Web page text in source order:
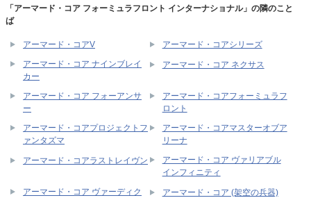
「アーマード・コア フォーミュラフロント インターナショナル」の隣のこと
ば
アーマード・コアV
アーマード・コアシリーズ
アーマード・コア ナインブレイ
カー
アーマード・コア ネクサス
アーマード・コア フォーアンサ
ー
アーマード・コアフォーミュラフ
ロント
アーマード・コアプロジェクトフ
ァンタズマ
アーマード・コアマスターオブア
リーナ
アーマード・コアラストレイヴン
アーマード・コア ヴァリアブル
インフィニティ
アーマード・コア ヴァーディク
アーマード・コア (架空の兵器)